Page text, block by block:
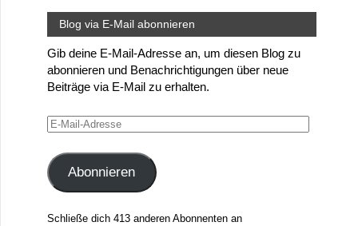
Blog via E-Mail abonnieren
Gib deine E-Mail-Adresse an, um diesen Blog zu
abonnieren und Benachrichtigungen über neue
Beiträge via E-Mail zu erhalten.
E-
Adresse
Abonnieren
Schließe dich 413 anderen Abonnenten an